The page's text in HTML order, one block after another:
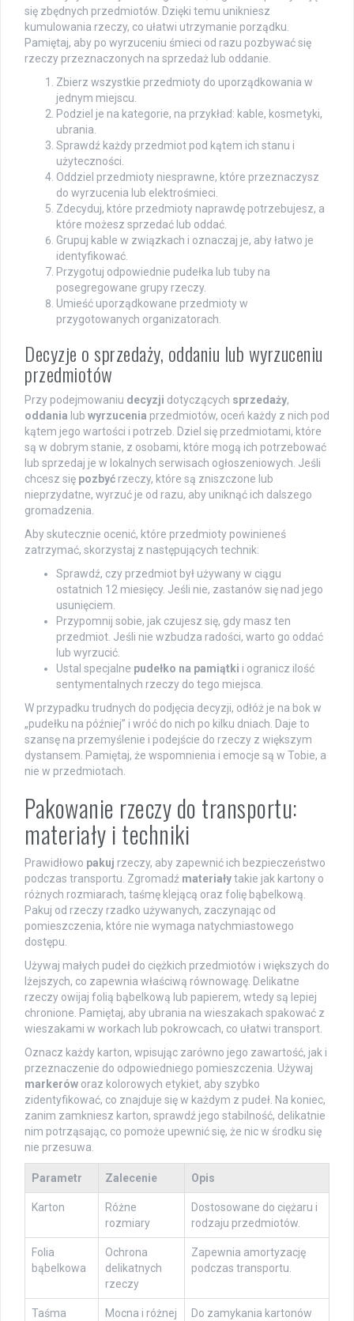
się zbędnych przedmiotów. Dzięki temu unikniesz
kumulowania rzeczy, co ułatwi utrzymanie porządku.
Pamiętaj, aby po wyrzuceniu śmieci od razu pozbywać się
rzeczy przeznaczonych na sprzedaż lub oddanie.
Zbierz wszystkie przedmioty do uporządkowania w
jednym miejscu.
Podziel je na kategorie, na przykład: kable, kosmetyki,
ubrania.
Sprawdź każdy przedmiot pod kątem ich stanu i
użyteczności.
Oddziel przedmioty niesprawne, które przeznaczysz
do wyrzucenia lub elektrośmieci.
Zdecyduj, które przedmioty naprawdę potrzebujesz, a
które możesz sprzedać lub oddać.
Grupuj kable w związkach i oznaczaj je, aby łatwo je
identyfikować.
Przygotuj odpowiednie pudełka lub tuby na
posegregowane grupy rzeczy.
Umieść uporządkowane przedmioty w
przygotowanych organizatorach.
Decyzje o sprzedaży, oddaniu lub wyrzuceniu
przedmiotów
Przy podejmowaniu decyzji dotyczących sprzedaży,
oddania lub wyrzucenia przedmiotów, oceń każdy z nich pod
kątem jego wartości i potrzeb. Dziel się przedmiotami, które
są w dobrym stanie, z osobami, które mogą ich potrzebować
lub sprzedaj je w lokalnych serwisach ogłoszeniowych. Jeśli
chcesz się pozbyć rzeczy, które są zniszczone lub
nieprzydatne, wyrzuć je od razu, aby uniknąć ich dalszego
gromadzenia.
Aby skutecznie ocenić, które przedmioty powinieneś
zatrzymać, skorzystaj z następujących technik:
Sprawdź, czy przedmiot był używany w ciągu
ostatnich 12 miesięcy. Jeśli nie, zastanów się nad jego
usunięciem.
Przypomnij sobie, jak czujesz się, gdy masz ten
przedmiot. Jeśli nie wzbudza radości, warto go oddać
lub wyrzucić.
Ustal specjalne pudełko na pamiątki i ogranicz ilość
sentymentalnych rzeczy do tego miejsca.
W przypadku trudnych do podjęcia decyzji, odłóż je na bok w
„pudełku na później” i wróć do nich po kilku dniach. Daje to
szansę na przemyślenie i podejście do rzeczy z większym
dystansem. Pamiętaj, że wspomnienia i emocje są w Tobie, a
nie w przedmiotach.
Pakowanie rzeczy do transportu:
materiały i techniki
Prawidłowo pakuj rzeczy, aby zapewnić ich bezpieczeństwo
podczas transportu. Zgromadź materiałytakie jak kartony o
różnych rozmiarach, taśmę klejącą oraz folię bąbelkową.
Pakuj od rzeczy rzadko używanych, zaczynając od
pomieszczenia, które nie wymaga natychmiastowego
dostępu.
Używaj małych pudeł do ciężkich przedmiotów i większych do
lżejszych, co zapewnia właściwą równowagę. Delikatne
rzeczy owijaj folią bąbelkową lub papierem, wtedy są lepiej
chronione. Pamiętaj, aby ubrania na wieszakach spakować z
wieszakami w workach lub pokrowcach, co ułatwi transport.
Oznacz każdy karton, wpisując zarówno jego zawartość, jak i
przeznaczenie do odpowiedniego pomieszczenia. Używaj
markerów oraz kolorowych etykiet, aby szybko
zidentyfikować, co znajduje się w każdym z pudeł. Na koniec,
zanim zamkniesz karton, sprawdź jego stabilność, delikatnie
nim potrząsając, co pomoże upewnić się, że nic w środku się
nie przesuwa.
Parametr Zalecenie Opis
Karton
Różne
rozmiary
Dostosowane do ciężaru i
rodzaju przedmiotów.
Folia
bąbelkowa
Ochrona
delikatnych
rzeczy
Zapewnia amortyzację
podczas transportu.
Taśma
Mocna i różnej
Do zamykania kartonów